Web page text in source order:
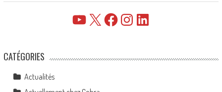
YouTube FacebookInstagramLinkedIn
CATÉGORIES
Actualités